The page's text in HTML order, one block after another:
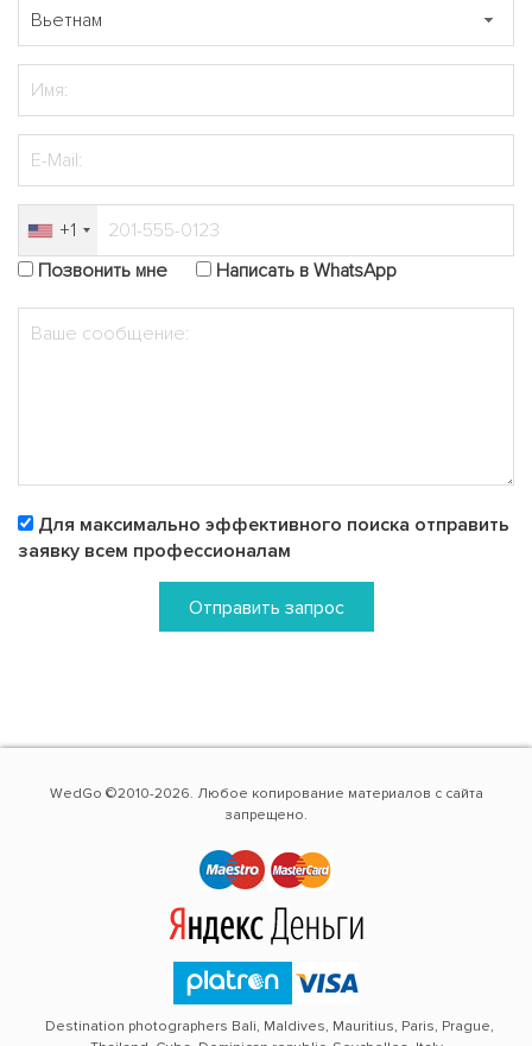
+1
Позвонить мне
Написать в WhatsApp
Для максимально эффективного поиска отправить
заявку всем профессионалам
Отправить запрос
WedGo ©2010-2026. Любое копирование материалов с сайта
запрещено.
Destination photographers Bali, Maldives, Mauritius, Paris, Prague,